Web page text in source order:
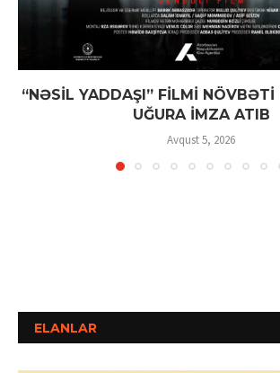
“NƏSİL YADDAŞI” FİLMİ NÖVBƏTİ
UĞURA İMZA ATIB
Avqust 5, 2026
ELANLAR